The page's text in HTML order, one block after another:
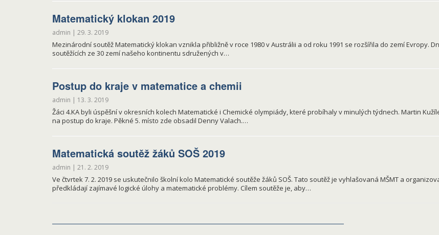
Matematický klokan 2019
admin | 29. 3. 2019
Mezinárodní soutěž Matematický klokan vznikla přibližně v roce 1980 v Austrálii a od roku 1991 se rozšířila do zemí Evropy.
soutěžících ze 30 zemí našeho kontinentu sdružených v…
Postup do kraje v matematice a chemii
admin | 13. 3. 2019
Žáci 4.KA byli úspěšní v okresních kolech Matematické i Chemické olympiády, které probíhaly v minulých týdnech. Martin
na postup do kraje. Pěkné 5. místo zde obsadil Denny Valach.…
Matematická soutěž žáků SOŠ 2019
admin | 21. 2. 2019
Ve čtvrtek 7. 2. 2019 se uskutečnilo školní kolo Matematické soutěže žáků SOŠ. Tato soutěž je vyhlašovaná MŠMT a
předkládají zajímavé logické úlohy a matematické problémy. Cílem soutěže je, aby…